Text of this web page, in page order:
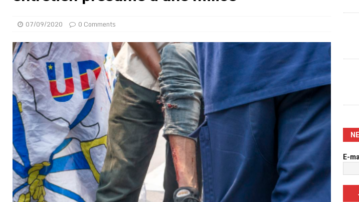
[ 05/08/2026 ] Tour de France Femmes 2026 : contrôles renforcés pour éviter la triche aux
montre
GENRE
[ 05/08/2026 ] Côte d’Ivoire : le PDCI de Tidjane Thiam confirme sa présence à la fête nationale
[ 02/08/2026 ] Guinée : Mamadi Doumbouya s’offre quelques jours de congés en Grèce
[ 02/08/2026 ] Une factrice arrêtée après avoir volé un billet de loterie gagnant que son propriétaire
GENRE
[ 02/08/2026 ] Distribution des moustiquaires : La zone Oti-Sud enregistre 99% de couverture
A
[ 02/08/2026 ] La Confédération Africaine de Football (CAF) à contre-courant
COOPÉRATION
[ 01/08/2026 ] Quatre candidats à la succession d’Infantino à la tête de la FIFA
A LA UNE
[ 01/08/2026 ] Bénin : Romuald Wadagni reçoit le milliardaire Aliko Dangote
A LA UNE
[ 09/08/2026 ] Le ballon de la « main de Dieu » de Diego Maradona aux enchères, plus de 10
07/09/2020 0 Comments
E-